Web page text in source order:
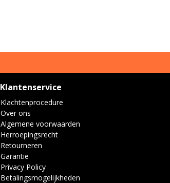
Klantenservice
Klachtenprocedure
Over ons
Algemene voorwaarden
Herroepingsrecht
Retourneren
Garantie
Privacy Policy
Betalingsmogelijkheden